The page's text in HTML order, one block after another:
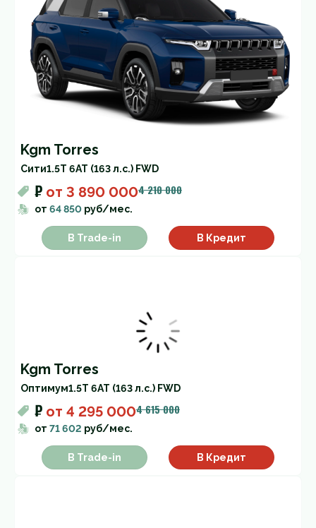
Kgm Torres
Cити1.5T 6AT (163 л.с.) FWD
₽ от 3 890 0004 210 000
от 64 850 руб/мес.
В Trade-in В Кредит
Kgm Torres
Оптимум1.5T 6AT (163 л.с.) FWD
₽ от 4 295 0004 615 000
от 71 602 руб/мес.
В Trade-in В Кредит